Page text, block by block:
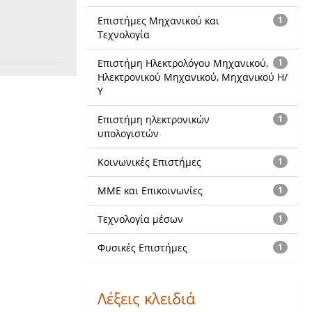
1
Επιστήμες Μηχανικού και
Τεχνολογία
1
Επιστήμη Ηλεκτρολόγου Μηχανικού,
Ηλεκτρονικού Μηχανικού, Μηχανικού Η/
Υ
1
Επιστήμη ηλεκτρονικών
υπολογιστών
1
Κοινωνικές Επιστήμες
1
ΜΜΕ και Επικοινωνίες
1
Τεχνολογία μέσων
1
Φυσικές Επιστήμες
Λέξεις κλειδιά